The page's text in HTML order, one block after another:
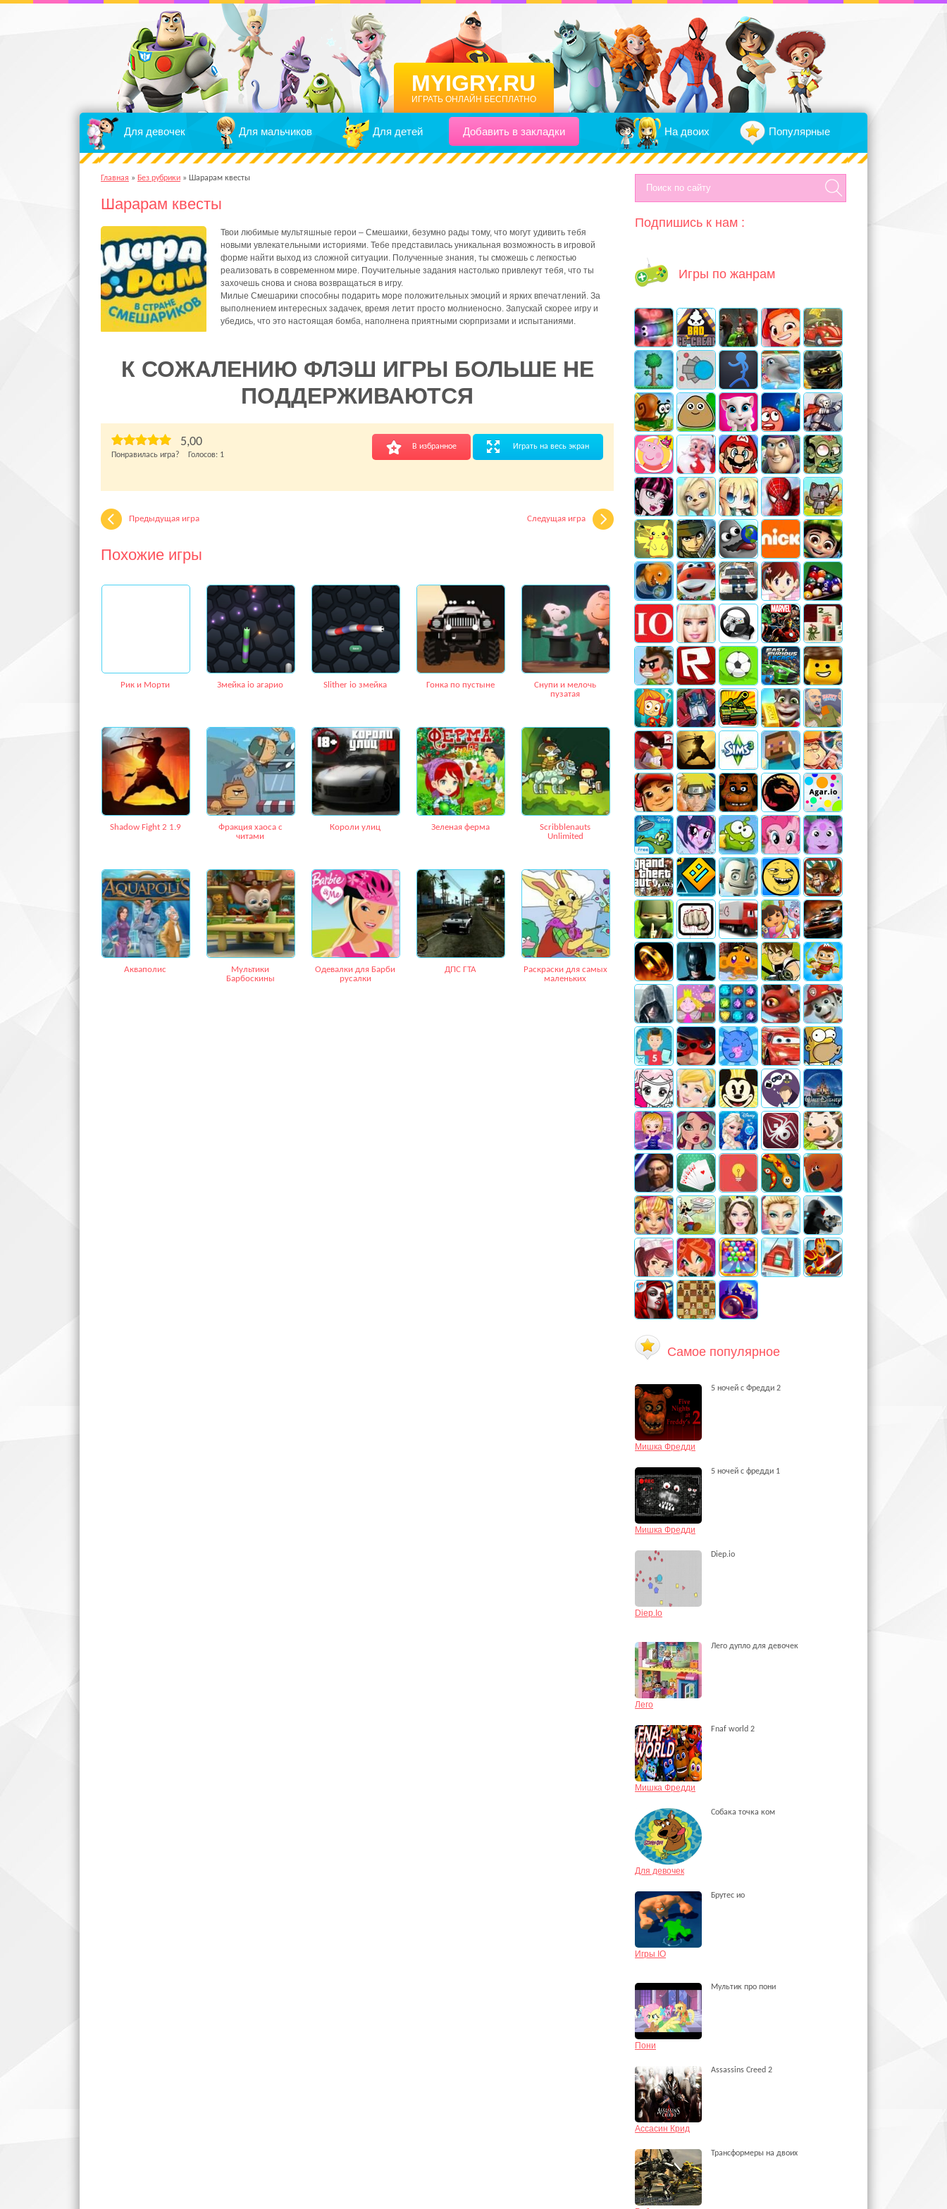
MYIGRY.RU
ИГРАТЬ ОНЛАЙН БЕСПЛАТНО
Для девочек Для мальчиков Для детей Добавить в закладки На двоих Популярные
Главная » Без рубрики » Шарарам квесты
Шарарам квесты
Твои любимые мультяшные герои – Смешаики, безумно рады тому, что могут удивить тебя
новыми увлекательными историями. Тебе представилась уникальная возможность в игровой
форме найти выход из сложной ситуации. Полученные знания, ты сможешь с легкостью
реализовать в современном мире. Поучительные задания настолько привлекут тебя, что ты
захочешь снова и снова возвращаться в игру.
Милые Смешарики способны подарить море положительных эмоций и ярких впечатлений. За
выполнением интересных задачек, время летит просто молниеносно. Запускай скорее игру и
убедись, что это настоящая бомба, наполнена приятными сюрпризами и испытаниями.
К СОЖАЛЕНИЮ ФЛЭШ ИГРЫ БОЛЬШЕ НЕ
ПОДДЕРЖИВАЮТСЯ
В избранное Играть на весь экран
5,00
Понравилась игра? Голосов: 1
Предыдущая игра Следущая игра
Похожие игры
Рик и Морти Змейка io агарио Slither io змейка Гонка по пустыне
Снупи и мелочь
пузатая
Shadow Fight 2 1.9
Фракция хаоса с
читами
Короли улиц Зеленая ферма
Scribblenauts
Unlimited
Акваполис
Мультики
Барбоскины
Одевалки для Барби
русалки
ДПС ГТА
Раскраски для самых
маленьких
Подпишись к нам :
Игры по жанрам
Самое популярное
5 ночей с Фредди 2
Мишка Фредди
5 ночей с фредди 1
Мишка Фредди
Diep.io
Diep.Io
Лего дупло для девочек
Лего
Fnaf world 2
Мишка Фредди
Собака точка ком
Для девочек
Брутес ио
Игры IO
Мультик про пони
Пони
Аssassins Сreed 2
Ассасин Крид
Трансформеры на двоих